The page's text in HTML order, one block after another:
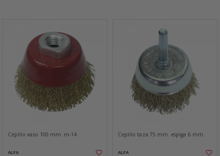
Cepillo vaso 100 mm. m-14
ALFA
Cepillo taza 75 mm. espiga 6 mm.
ALFA